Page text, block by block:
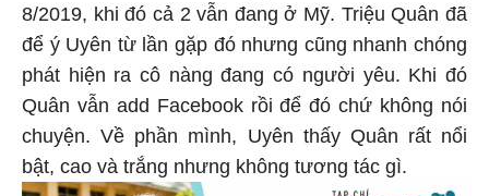
8/2019, khi đó cả 2 vẫn đang ở Mỹ. Triệu Quân đã
để ý Uyên từ lần gặp đó nhưng cũng nhanh chóng
phát hiện ra cô nàng đang có người yêu. Khi đó
Quân vẫn add Facebook rồi để đó chứ không nói
chuyện. Về phần mình, Uyên thấy Quân rất nổi
bật, cao và trắng nhưng không tương tác gì.